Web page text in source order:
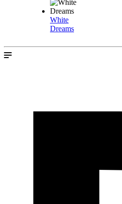
White
Dreams